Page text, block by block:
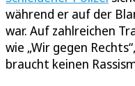
während er auf der
war. Auf zahlreichen
wie „Wir gegen
braucht keinen